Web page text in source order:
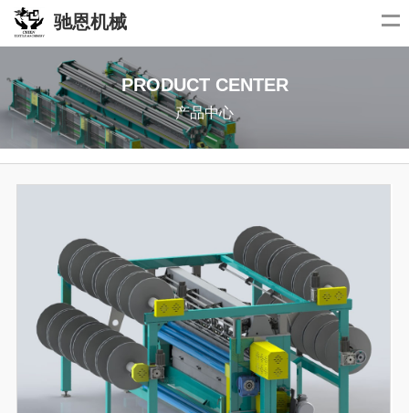
驰恩机械
PRODUCT CENTER
产品中心